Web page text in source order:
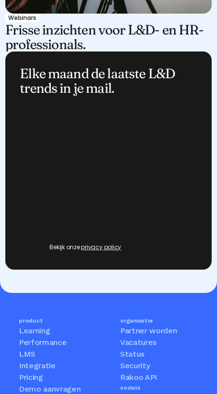
Webinars
Frisse inzichten voor L&D- en HR-
professionals.
Elke maand de laatste L&D
trends in je mail.
Bekijk onze privacy policy
product
Learning
Performance
LMS
Integratie
Pricing
Demo aanvragen
organisatie
Partner worden
Vacatures
Status
Security
Rakoo API
socials